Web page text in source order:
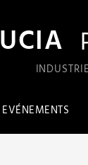
UCIA
EVÉNEMENTS